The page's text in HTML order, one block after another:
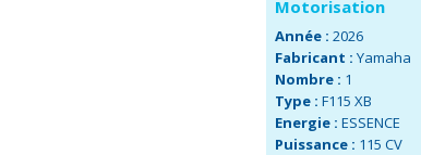
Motorisation
Année :2026
Fabricant :Yamaha
Nombre : 1
Type :F115 XB
Energie :ESSENCE
Puissance : 115 CV